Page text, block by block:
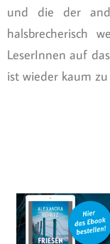
und die der
halsbrecherisch
LeserInnen auf
ist wieder kaum